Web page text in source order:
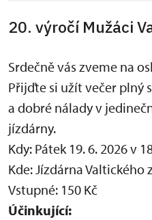
20. výročí Mužáci
Srdečně vás zveme na
Přijďte si užít večer plný
a dobré nálady v
jízdárny.
Kdy: Pátek 19. 6. 2026 v
Kde: Jízdárna Valtického
Vstupné: 150 Kč
Účinkující: